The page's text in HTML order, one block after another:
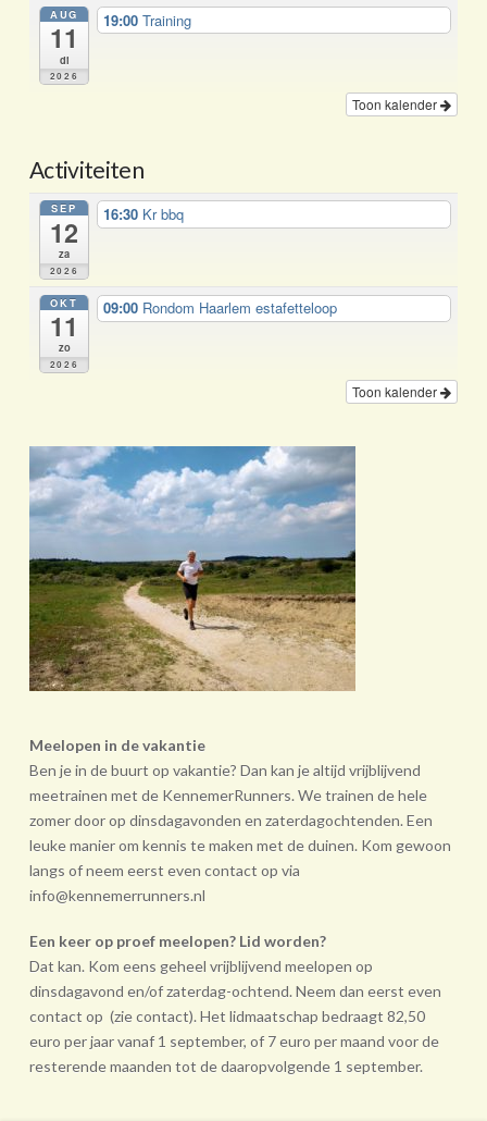
AUG
11
di
2026
19:00Training
Toon kalender
Activiteiten
SEP
12
za
2026
16:30 Kr bbq
OKT
11
zo
2026
09:00 Rondom Haarlem estafetteloop
Toon kalender
Meelopen in de vakantie
Ben je in de buurt op vakantie? Dan kan je altijd vrijblijvend
meetrainen met de KennemerRunners. We trainen de hele
zomer door op dinsdagavonden en zaterdagochtenden. Een
leuke manier om kennis te maken met de duinen. Kom gewoon
langs of neem eerst even contact op via
info@kennemerrunners.nl
Een keer op proef meelopen? Lid worden?
Dat kan. Kom eens geheel vrij­blijvend meelopen op
dinsdagavond en/of zaterdag-ochtend. Neem dan eerst even
contact op (zie contact). Het lidmaatschap bedraagt 82,50
euro per jaar vanaf 1 september, of 7 euro per maand voor de
resterende maanden tot de daarop­volgende 1 september.